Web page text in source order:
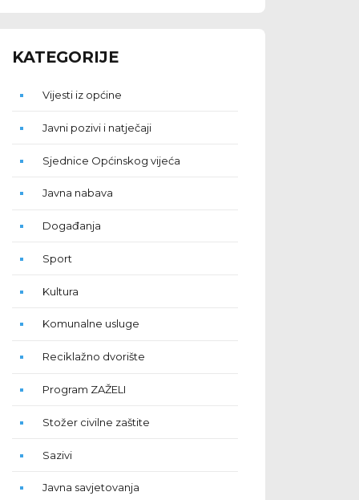
KATEGORIJE
Vijesti iz općine
Javni pozivi i natječaji
Sjednice Općinskog vijeća
Javna nabava
Događanja
Sport
Kultura
Komunalne usluge
Reciklažno dvorište
Program ZAŽELI
Stožer civilne zaštite
Sazivi
Javna savjetovanja